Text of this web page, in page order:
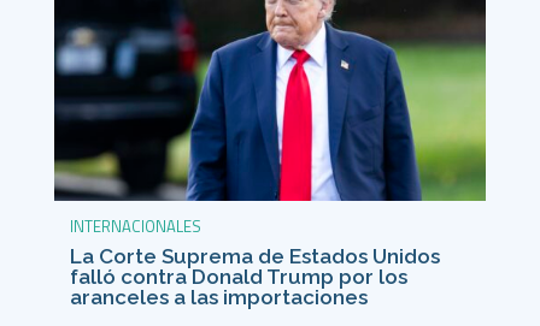
INTERNACIONALES
La Corte Suprema de Estados Unidos
falló contra Donald Trump por los
aranceles a las importaciones